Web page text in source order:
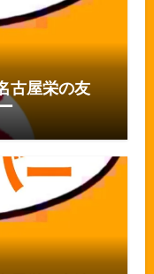
古屋栄の友